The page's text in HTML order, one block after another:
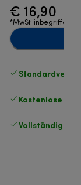
€ 16,90
*MwSt. inbegriffen
Kostenlose
Vollständige